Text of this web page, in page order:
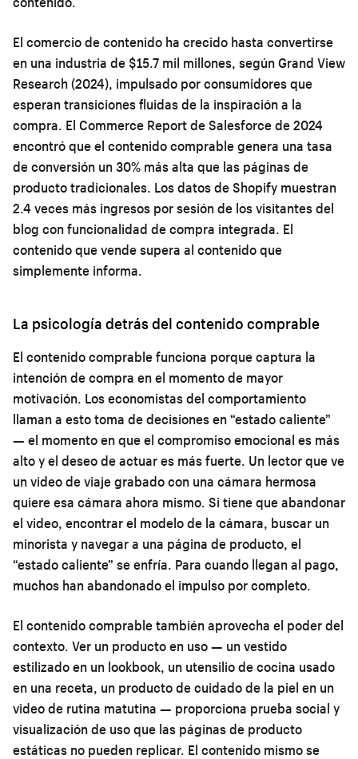
El comercio de contenido ha crecido hasta convertirse
en una industria de $15.7 mil millones, según Grand View
Research (2024), impulsado por consumidores que
esperan transiciones fluidas de la inspiración a la
compra. El Commerce Report de Salesforce de 2024
encontró que el contenido comprable genera una tasa
de conversión un 30% más alta que las páginas de
producto tradicionales. Los datos de Shopify muestran
2.4 veces más ingresos por sesión de los visitantes del
blog con funcionalidad de compra integrada. El
contenido que vende supera al contenido que
simplemente informa.
La psicología detrás del contenido comprable
El contenido comprable funciona porque captura la
intención de compra en el momento de mayor
motivación. Los economistas del comportamiento
llaman a esto toma de decisiones en “estado caliente”
— el momento en que el compromiso emocional es más
alto y el deseo de actuar es más fuerte. Un lector que ve
un video de viaje grabado con una cámara hermosa
quiere esa cámara ahora mismo. Si tiene que abandonar
el video, encontrar el modelo de la cámara, buscar un
minorista y navegar a una página de producto, el
“estado caliente” se enfría. Para cuando llegan al pago,
muchos han abandonado el impulso por completo.
El contenido comprable también aprovecha el poder del
contexto. Ver un producto en uso — un vestido
estilizado en un lookbook, un utensilio de cocina usado
en una receta, un producto de cuidado de la piel en un
video de rutina matutina — proporciona prueba social y
visualización de uso que las páginas de producto
estáticas no pueden replicar. El contenido mismo se